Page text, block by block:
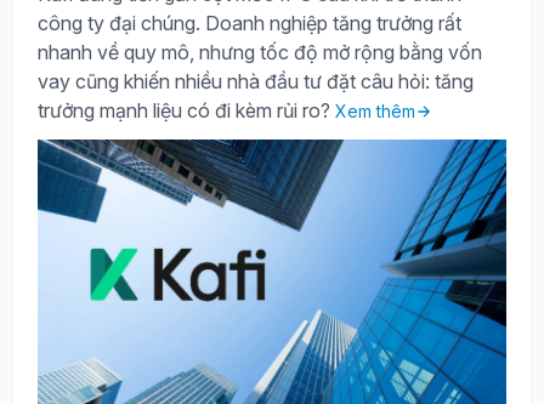
công ty đại chúng. Doanh nghiệp tăng trưởng rất
nhanh về quy mô, nhưng tốc độ mở rộng bằng vốn
vay cũng khiến nhiều nhà đầu tư đặt câu hỏi: tăng
trưởng mạnh liệu có đi kèm rủi ro? Xem thêm